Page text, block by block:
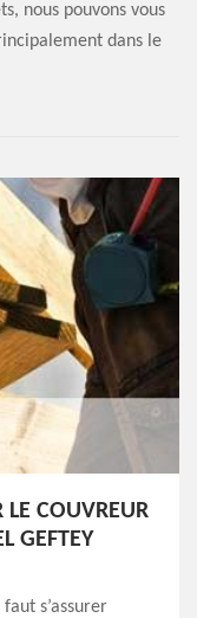
nous pouvons vous
dans le
LE COUVREUR
GEFTEY
s’assurer